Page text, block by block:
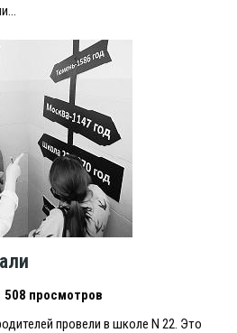
508 просмотров
провели в школе N 22. Это